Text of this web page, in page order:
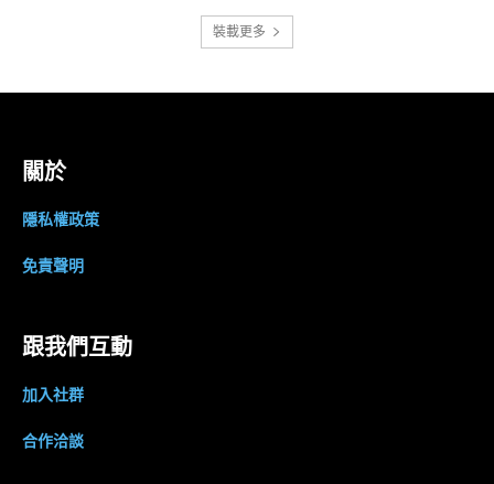
裝載更多
關於
隱私權政策
免責聲明
跟我們互動
加入社群
合作洽談